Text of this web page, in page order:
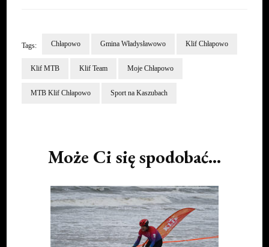
Tags: Chłapowo Gmina Władysławowo Klif Chłapowo
Klif MTB Klif Team Moje Chłapowo
MTB Klif Chłapowo Sport na Kaszubach
Może Ci się spodobać...